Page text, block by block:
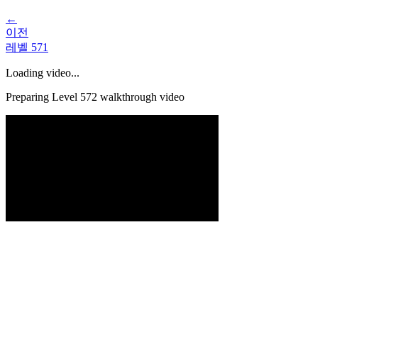
←
이전
레벨 571
Loading video...
Preparing Level 572 walkthrough video